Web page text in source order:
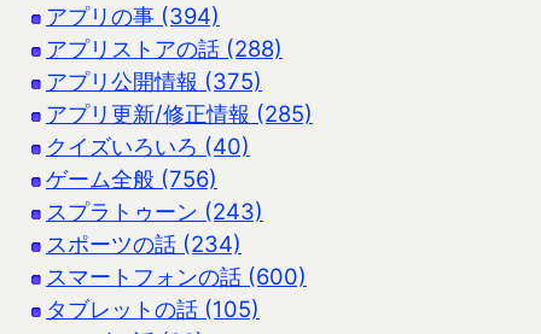
アプリの事 (394)
アプリストアの話 (288)
アプリ公開情報 (375)
アプリ更新/修正情報 (285)
クイズいろいろ (40)
ゲーム全般 (756)
スプラトゥーン (243)
スポーツの話 (234)
スマートフォンの話 (600)
タブレットの話 (105)